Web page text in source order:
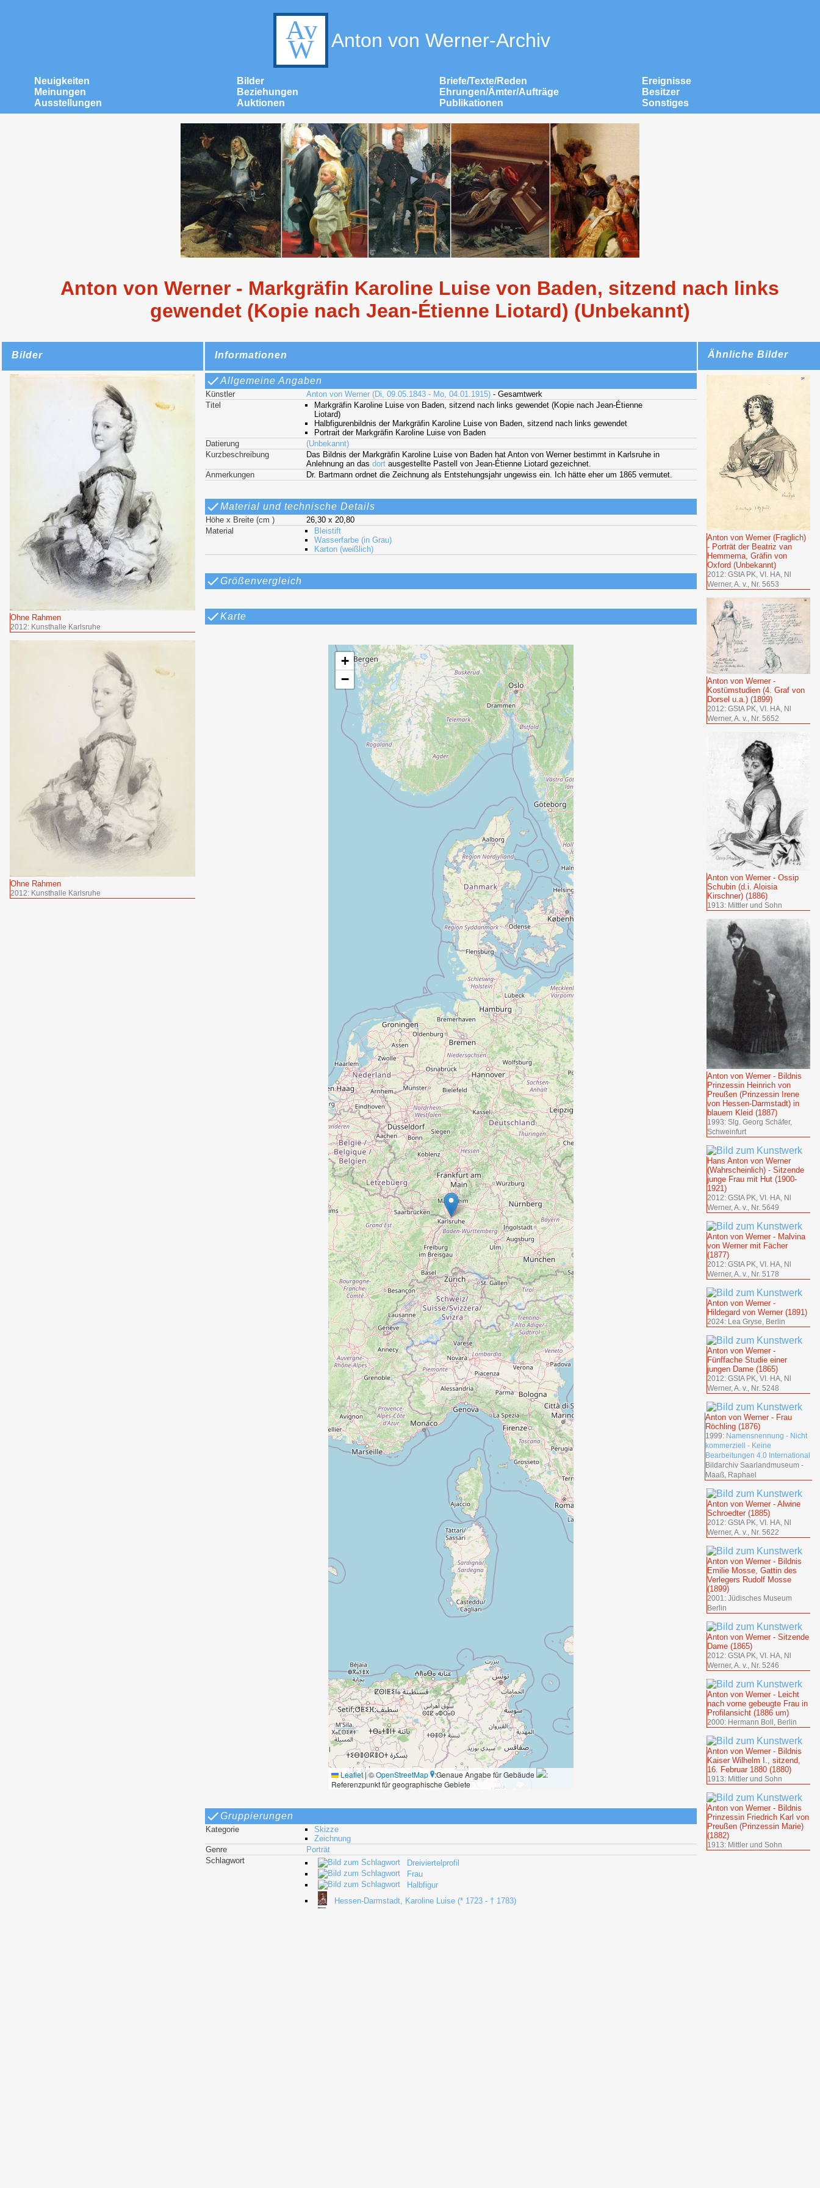
Anton von Werner-Archiv
Neuigkeiten Bilder Briefe/Texte/Reden
Ereignisse
Meinungen
Beziehungen Ehrungen/Ämter/Aufträge
Besitzer
Ausstellungen
Auktionen Publikationen Sonstiges
Anton von Werner - Markgräfin Karoline Luise von Baden, sitzend nach links
gewendet (Kopie nach Jean-Étienne Liotard) (Unbekannt)
Bilder
Ohne Rahmen
2012: Kunsthalle Karlsruhe
Ohne Rahmen
2012: Kunsthalle Karlsruhe
Informationen
Allgemeine Angaben
Künstler Anton von Werner (Di, 09.05.1843 - Mo, 04.01.1915)- Gesamtwerk
Titel
Markgräfin Karoline Luise von Baden, sitzend nach links gewendet (Kopie nach Jean-Étienne
Liotard)
Halbfigurenbildnis der Markgräfin Karoline Luise von Baden, sitzend nach links gewendet
Portrait der Markgräfin Karoline Luise von Baden
Datierung
(Unbekannt)
Kurzbeschreibung
Das Bildnis der Markgräfin Karoline Luise von Baden hat Anton von Werner bestimmt in Karlsruhe in
Anlehnung an das dortausgestellte Pastell von Jean-Étienne Liotard gezeichnet.
Anmerkungen
Dr. Bartmann ordnet die Zeichnung als Entstehungsjahr ungewiss ein. Ich hätte eher um 1865 vermutet.
Material und technische Details
Höhe x Breite (cm )
26,30 x 20,80
Material
Bleistift
Wasserfarbe (in Grau)
Karton (weißlich)
Größenvergleich
Karte
+
−
Leaflet|©OpenStreetMap :Genaue Angabe für Gebäude
:
Referenzpunkt für geographische Gebiete
Gruppierungen
Kategorie
Skizze
Zeichnung
Genre
Porträt
Schlagwort
Dreiviertelprofil
Frau
Halbfigur
Hessen-Darmstadt, Karoline Luise (* 1723 - † 1783)
Ähnliche Bilder
Anton von Werner (Fraglich)
- Porträt der Beatriz van
Hemmema, Gräfin von
Oxford (Unbekannt)
2012: GStA PK, VI. HA, Nl
Werner, A. v., Nr. 5653
Anton von Werner -
Kostümstudien (4. Graf von
Dorsel u.a.) (1899)
2012: GStA PK, VI. HA, Nl
Werner, A. v., Nr. 5652
Anton von Werner - Ossip
Schubin (d.i. Aloisia
Kirschner) (1886)
1913: Mittler und Sohn
Anton von Werner - Bildnis
Prinzessin Heinrich von
Preußen (Prinzessin Irene
von Hessen-Darmstadt) in
blauem Kleid (1887)
1993: Slg. Georg Schäfer,
Schweinfurt
Hans Anton von Werner
(Wahrscheinlich) - Sitzende
junge Frau mit Hut (1900-
1921)
2012: GStA PK, VI. HA, Nl
Werner, A. v., Nr. 5649
Anton von Werner - Malvina
von Werner mit Fächer
(1877)
2012: GStA PK, VI. HA, Nl
Werner, A. v., Nr. 5178
Anton von Werner -
Hildegard von Werner (1891)
2024: Lea Gryse, Berlin
Anton von Werner -
Fünffache Studie einer
jungen Dame (1865)
2012: GStA PK, VI. HA, Nl
Werner, A. v., Nr. 5248
Anton von Werner - Frau
Röchling (1876)
1999: Namensnennung - Nicht
kommerziell - Keine
Bearbeitungen 4.0 International
Bildarchiv Saarlandmuseum -
Maaß, Raphael
Anton von Werner - Alwine
Schroedter (1885)
2012: GStA PK, VI. HA, Nl
Werner, A. v., Nr. 5622
Anton von Werner - Bildnis
Emilie Mosse, Gattin des
Verlegers Rudolf Mosse
(1899)
2001: Jüdisches Museum
Berlin
Anton von Werner - Sitzende
Dame (1865)
2012: GStA PK, VI. HA, Nl
Werner, A. v., Nr. 5246
Anton von Werner - Leicht
nach vorne gebeugte Frau in
Profilansicht (1886 um)
2000: Hermann Boll, Berlin
Anton von Werner - Bildnis
Kaiser Wilhelm I., sitzend,
16. Februar 1880 (1880)
1913: Mittler und Sohn
Anton von Werner - Bildnis
Prinzessin Friedrich Karl von
Preußen (Prinzessin Marie)
(1882)
1913: Mittler und Sohn